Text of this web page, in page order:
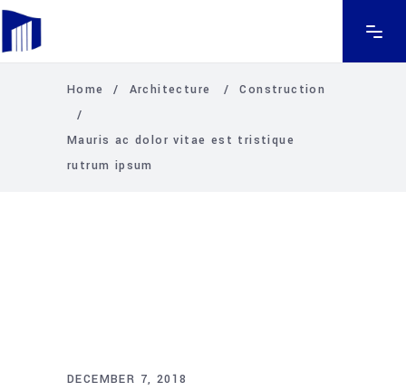
Home / Architecture /Construction
/
Mauris ac dolor vitae est tristique
rutrum ipsum
DECEMBER 7, 2018